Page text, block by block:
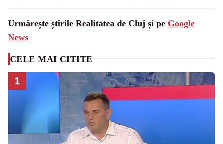
Urmărește știrile Realitatea de Cluj și pe Google
News
CELE MAI CITITE
1